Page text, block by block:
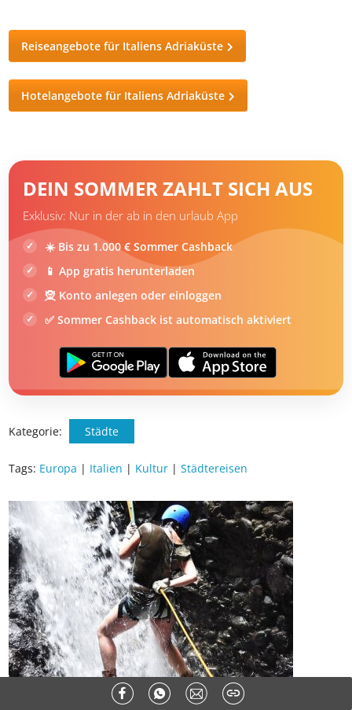
Wünsche offen, wasService, Komfort und
Gastfreundlichkeitbetrifft.
Reiseangebote für Italiens Adriaküste
DEIN SOMMER ZAHLT SICH AUS
Exklusiv: Nur in der ab in den urlaub App
☀️ Bis zu 1.000 € Sommer Cashback
📱 App gratis herunterladen
🧝 Konto anlegen oder einloggen
✅ Sommer Cashback ist automatisch aktiviert
Tags: Europa|Italien|Kultur|Städtereisen